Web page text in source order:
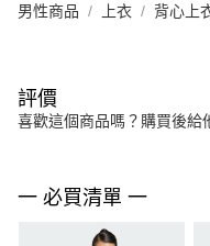
男性商品 上衣 背心上
評價
喜歡這個商品嗎？購買後給
一 必買清單 一